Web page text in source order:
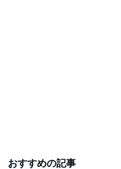
おすすめの記事